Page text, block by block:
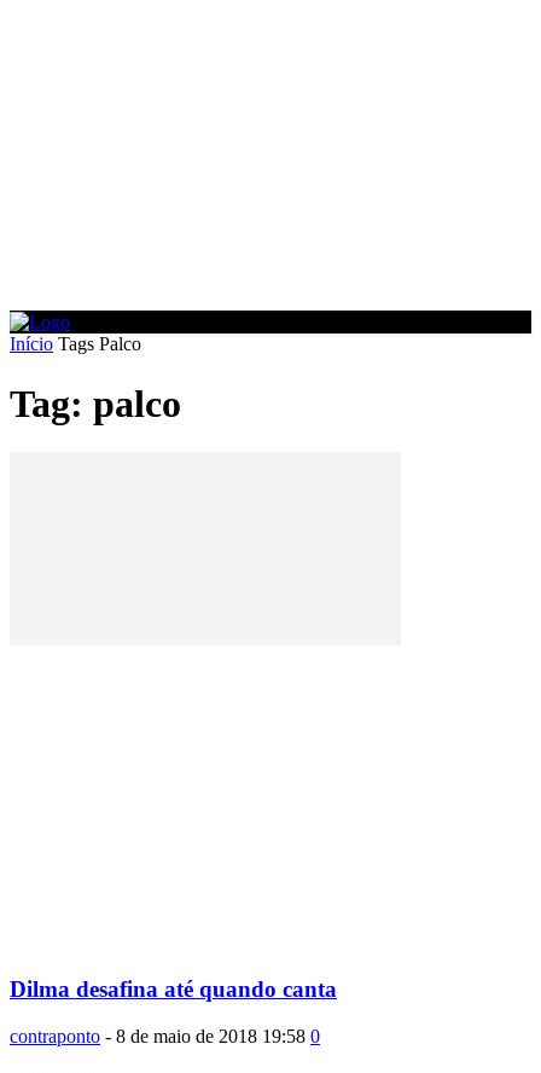
Início Tags Palco
Tag: palco
Dilma desafina até quando canta
contraponto - 8 de maio de 2018 19:58 0